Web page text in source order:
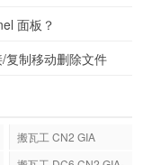
面板？
复制移动删除文件
搬瓦工 CN2 GIA